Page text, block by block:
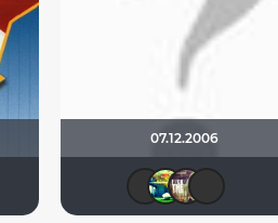
MrBrooks82
07.12.2006